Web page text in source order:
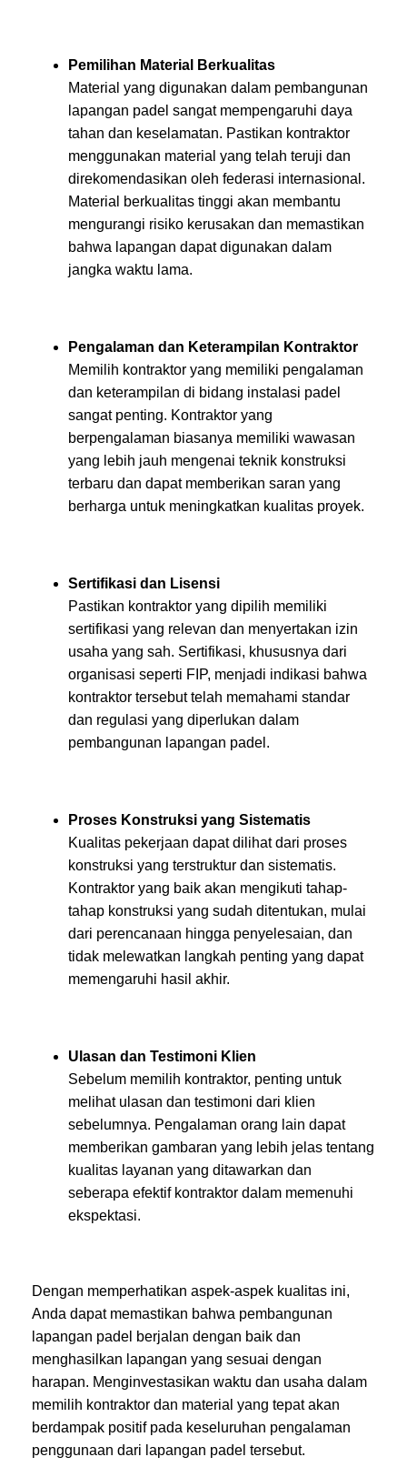
Pemilihan Material Berkualitas
Material yang digunakan dalam pembangunan
lapangan padel sangat mempengaruhi daya
tahan dan keselamatan. Pastikan kontraktor
menggunakan material yang telah teruji dan
direkomendasikan oleh federasi internasional.
Material berkualitas tinggi akan membantu
mengurangi risiko kerusakan dan memastikan
bahwa lapangan dapat digunakan dalam
jangka waktu lama.
Pengalaman dan Keterampilan Kontraktor
Memilih kontraktor yang memiliki pengalaman
dan keterampilan di bidang instalasi padel
sangat penting. Kontraktor yang
berpengalaman biasanya memiliki wawasan
yang lebih jauh mengenai teknik konstruksi
terbaru dan dapat memberikan saran yang
berharga untuk meningkatkan kualitas proyek.
Sertifikasi dan Lisensi
Pastikan kontraktor yang dipilih memiliki
sertifikasi yang relevan dan menyertakan izin
usaha yang sah. Sertifikasi, khususnya dari
organisasi seperti FIP, menjadi indikasi bahwa
kontraktor tersebut telah memahami standar
dan regulasi yang diperlukan dalam
pembangunan lapangan padel.
Proses Konstruksi yang Sistematis
Kualitas pekerjaan dapat dilihat dari proses
konstruksi yang terstruktur dan sistematis.
Kontraktor yang baik akan mengikuti tahap-
tahap konstruksi yang sudah ditentukan, mulai
dari perencanaan hingga penyelesaian, dan
tidak melewatkan langkah penting yang dapat
memengaruhi hasil akhir.
Ulasan dan Testimoni Klien
Sebelum memilih kontraktor, penting untuk
melihat ulasan dan testimoni dari klien
sebelumnya. Pengalaman orang lain dapat
memberikan gambaran yang lebih jelas tentang
kualitas layanan yang ditawarkan dan
seberapa efektif kontraktor dalam memenuhi
ekspektasi.
Dengan memperhatikan aspek-aspek kualitas ini,
Anda dapat memastikan bahwa pembangunan
lapangan padel berjalan dengan baik dan
menghasilkan lapangan yang sesuai dengan
harapan. Menginvestasikan waktu dan usaha dalam
memilih kontraktor dan material yang tepat akan
berdampak positif pada keseluruhan pengalaman
penggunaan dari lapangan padel tersebut.